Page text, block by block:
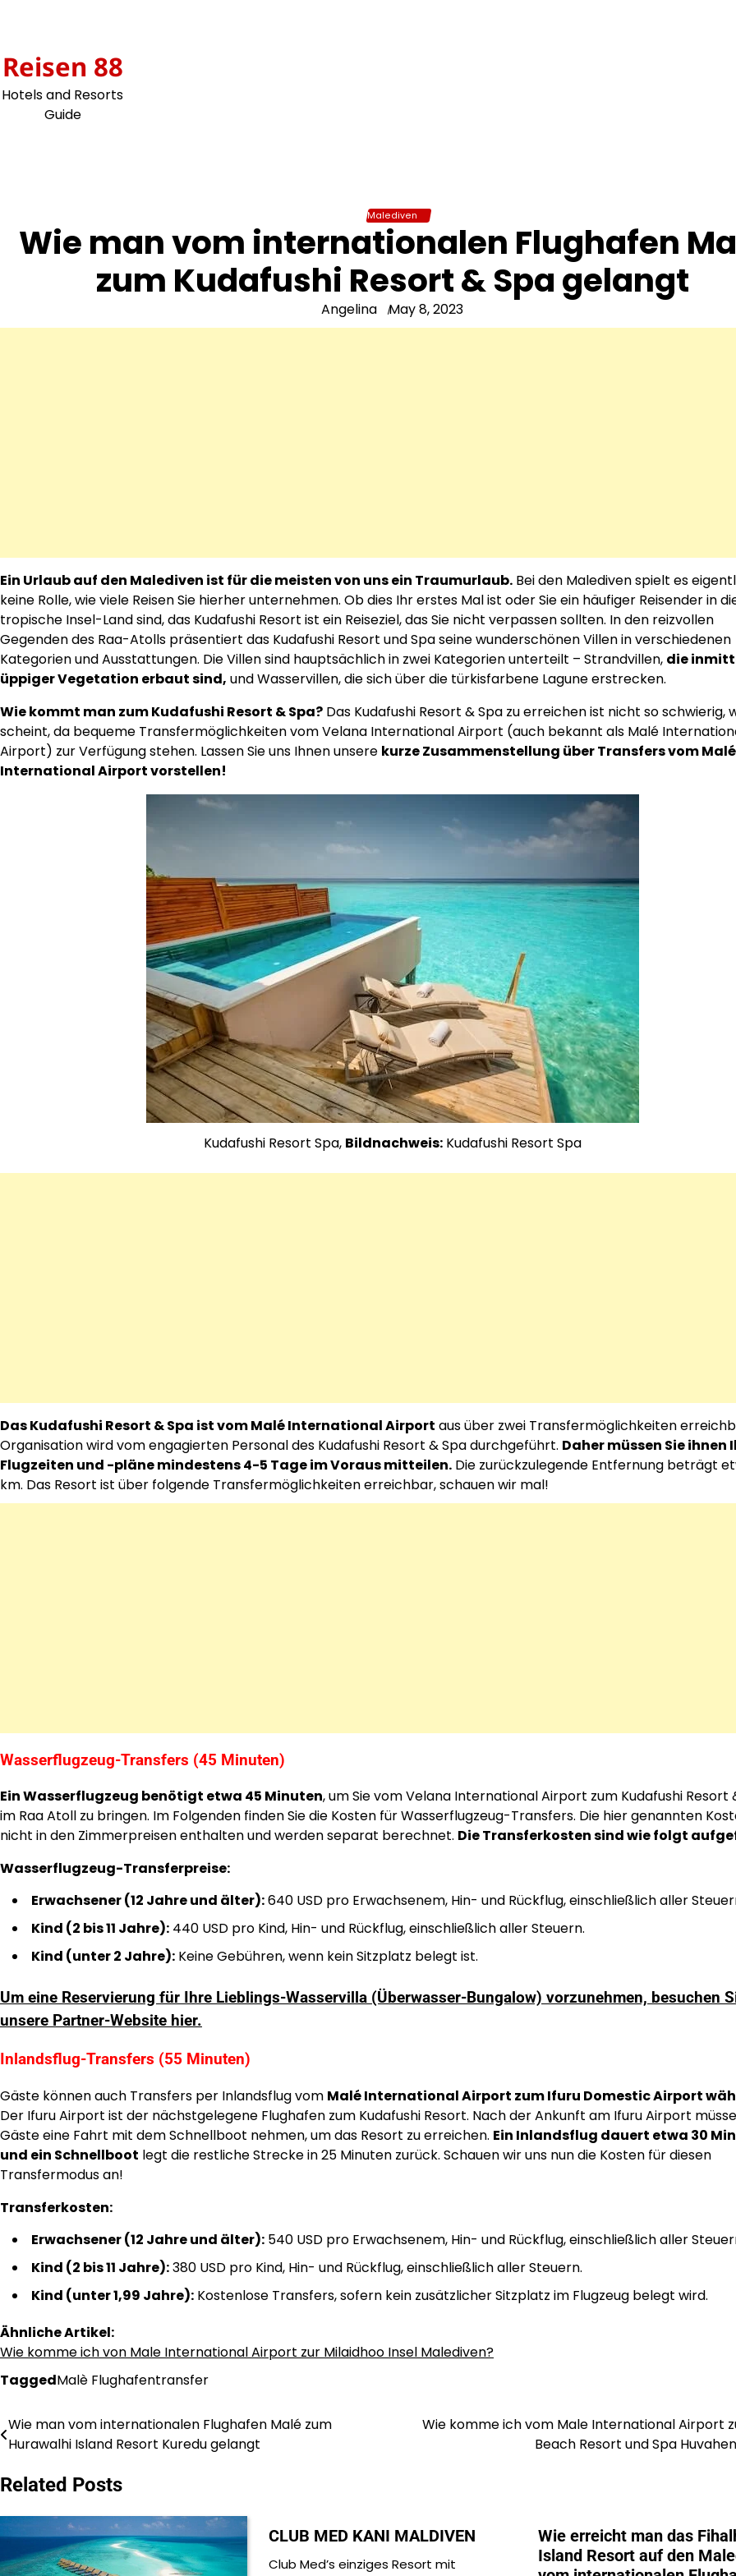
Reisen 88
Hotels and Resorts
Guide
Malediven
Wie man vom internationalen Flughafen
zum Kudafushi Resort & Spa gelangt
Angelina May 8, 2023
Ein Urlaub auf den Malediven ist für die meisten von uns ein Traumurlaub. Bei den Malediven spielt es
keine Rolle, wie viele Reisen Sie hierher unternehmen. Ob dies Ihr erstes Mal ist oder Sie ein häufiger Reisender in
tropische Insel-Land sind, das Kudafushi Resort ist ein Reiseziel, das Sie nicht verpassen sollten. In den reizvollen
Gegenden des Raa-Atolls präsentiert das Kudafushi Resort und Spa seine wunderschönen Villen in verschiedenen
Kategorien und Ausstattungen. Die Villen sind hauptsächlich in zwei Kategorien unterteilt – Strandvillen, die
üppiger Vegetation erbaut sind, und Wasservillen, die sich über die türkisfarbene Lagune erstrecken.
Wie kommt man zum Kudafushi Resort & Spa? Das Kudafushi Resort & Spa zu erreichen ist nicht so schwierig,
scheint, da bequeme Transfermöglichkeiten vom Velana International Airport (auch bekannt als Malé
Airport) zur Verfügung stehen. Lassen Sie uns Ihnen unsere kurze Zusammenstellung über Transfers vom Malé
International Airport vorstellen!
Kudafushi Resort Spa, Bildnachweis:Kudafushi Resort Spa
Das Kudafushi Resort & Spa ist vom Malé International Airport aus über zwei Transfermöglichkeiten
Organisation wird vom engagierten Personal des Kudafushi Resort & Spa durchgeführt. Daher müssen Sie ihnen
Flugzeiten und -pläne mindestens 4-5 Tage im Voraus mitteilen. Die zurückzulegende Entfernung beträgt
km. Das Resort ist über folgende Transfermöglichkeiten erreichbar, schauen wir mal!
Wasserflugzeug-Transfers (45 Minuten)
Ein Wasserflugzeug benötigt etwa 45 Minuten, um Sie vom Velana International Airport zum Kudafushi Resort
im Raa Atoll zu bringen. Im Folgenden finden Sie die Kosten für Wasserflugzeug-Transfers. Die hier genannten
nicht in den Zimmerpreisen enthalten und werden separat berechnet. Die Transferkosten sind wie folgt
Wasserflugzeug-Transferpreise:
Erwachsener (12 Jahre und älter):640 USD pro Erwachsenem, Hin- und Rückflug, einschließlich aller
Kind (2 bis 11 Jahre): 440 USD pro Kind, Hin- und Rückflug, einschließlich aller Steuern.
Kind (unter 2 Jahre): Keine Gebühren, wenn kein Sitzplatz belegt ist.
Um eine Reservierung für Ihre Lieblings-Wasservilla (Überwasser-Bungalow) vorzunehmen, besuchen
unsere Partner-Website hier.
Inlandsflug-Transfers (55 Minuten)
Gäste können auch Transfers per Inlandsflug vom Malé International Airport zum Ifuru Domestic Airport
Der Ifuru Airport ist der nächstgelegene Flughafen zum Kudafushi Resort. Nach der Ankunft am Ifuru Airport
Gäste eine Fahrt mit dem Schnellboot nehmen, um das Resort zu erreichen. Ein Inlandsflug dauert etwa 30
und ein Schnellboot legt die restliche Strecke in 25 Minuten zurück. Schauen wir uns nun die Kosten für diesen
Transfermodus an!
Transferkosten:
Erwachsener (12 Jahre und älter): 540 USD pro Erwachsenem, Hin- und Rückflug, einschließlich aller
Kind (2 bis 11 Jahre):380 USD pro Kind, Hin- und Rückflug, einschließlich aller Steuern.
Kind (unter 1,99 Jahre): Kostenlose Transfers, sofern kein zusätzlicher Sitzplatz im Flugzeug belegt wird.
Ähnliche Artikel:
Wie komme ich von Male International Airport zur Milaidhoo Insel Malediven?
TaggedMalè Flughafentransfer
Post
Wie man vom internationalen Flughafen Malé zum
Hurawalhi Island Resort Kuredu gelangt
Wie komme ich vom Male International Airport
Beach Resort und Spa
Related Posts
CLUB MED KANI MALDIVEN
Club Med’s einziges Resort mit
Wie erreicht man das
Island Resort auf den